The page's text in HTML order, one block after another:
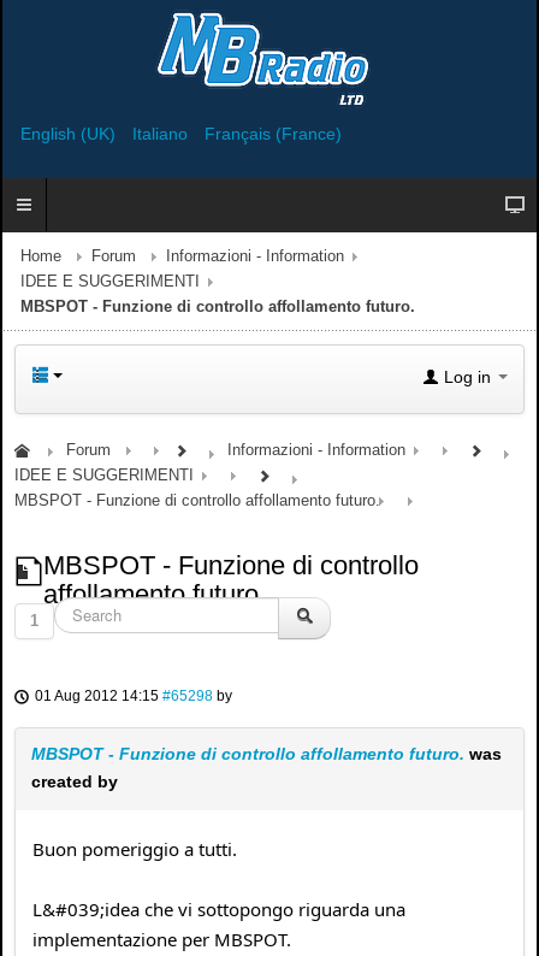
English (UK) Italiano Français (France)
Home Forum
Informazioni - Information
IDEE E SUGGERIMENTI
MBSPOT - Funzione di controllo affollamento futuro.
Log in
Forum
Informazioni - Information
IDEE E SUGGERIMENTI
MBSPOT - Funzione di controllo affollamento futuro.
MBSPOT - Funzione di controllo
affollamento futuro.
1
01 Aug 2012 14:15 #65298 by
MBSPOT - Funzione di controllo affollamento futuro. was
created by
Buon pomeriggio a tutti.
L&#039;idea che vi sottopongo riguarda una
implementazione per MBSPOT.